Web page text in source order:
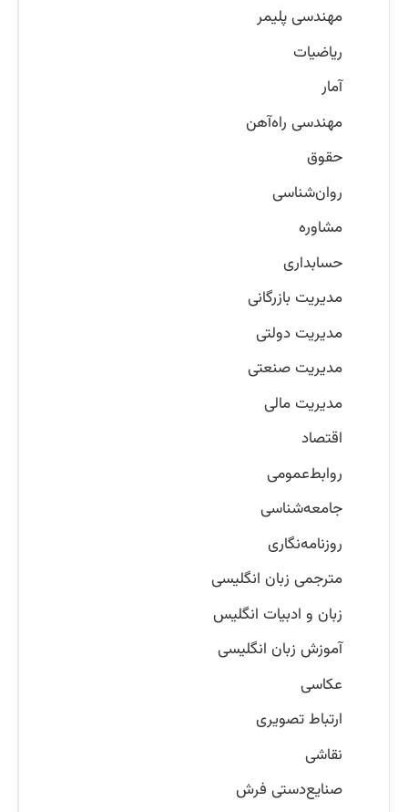
مهندسی پلیمر
ریاضیات
آمار
مهندسی راه‌آهن
حقوق
روان‌شناسی
مشاوره
حسابداری
مدیریت بازرگانی
مدیریت دولتی
مدیریت صنعتی
مدیریت مالی
اقتصاد
روابط‌عمومی
جامعه‌شناسی
روزنامه‌نگاری
مترجمی زبان انگلیسی
زبان و ادبیات انگلیس
آموزش زبان انگلیسی
عکاسی
ارتباط تصویری
نقاشی
صنایع‌دستی فرش